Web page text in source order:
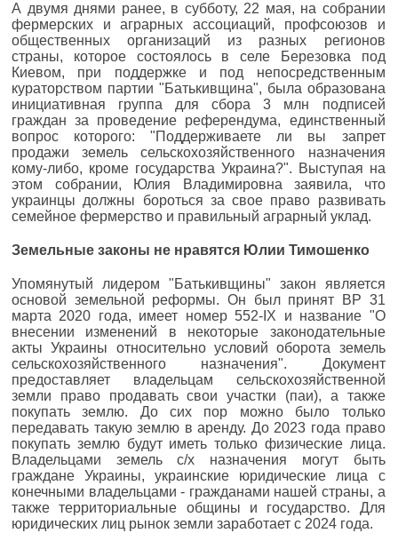
А двумя днями ранее, в субботу, 22 мая, на собрании
фермерских и аграрных ассоциаций, профсоюзов и
общественных организаций из разных регионов
страны, которое состоялось в селе Березовка под
Киевом, при поддержке и под непосредственным
кураторством партии "Батькивщина", была образована
инициативная группа для сбора 3 млн подписей
граждан за проведение референдума, единственный
вопрос которого: "Поддерживаете ли вы запрет
продажи земель сельскохозяйственного назначения
кому-либо, кроме государства Украина?". Выступая на
этом собрании, Юлия Владимировна заявила, что
украинцы должны бороться за свое право развивать
семейное фермерство и правильный аграрный уклад.
Земельные законы не нравятся Юлии Тимошенко
Упомянутый лидером "Батькивщины" закон является
основой земельной реформы. Он был принят ВР 31
марта 2020 года, имеет номер 552-IX и название "О
внесении изменений в некоторые законодательные
акты Украины относительно условий оборота земель
сельскохозяйственного назначения". Документ
предоставляет владельцам сельскохозяйственной
земли право продавать свои участки (паи), а также
покупать землю. До сих пор можно было только
передавать такую землю в аренду. До 2023 года право
покупать землю будут иметь только физические лица.
Владельцами земель c/х назначения могут быть
граждане Украины, украинские юридические лица с
конечными владельцами - гражданами нашей страны, а
также территориальные общины и государство. Для
юридических лиц рынок земли заработает с 2024 года.